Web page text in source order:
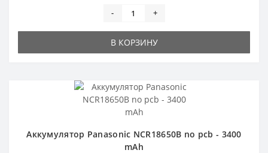
- +
В КОРЗИНУ
Аккумулятор Panasonic NCR18650B no pcb - 3400
mAh